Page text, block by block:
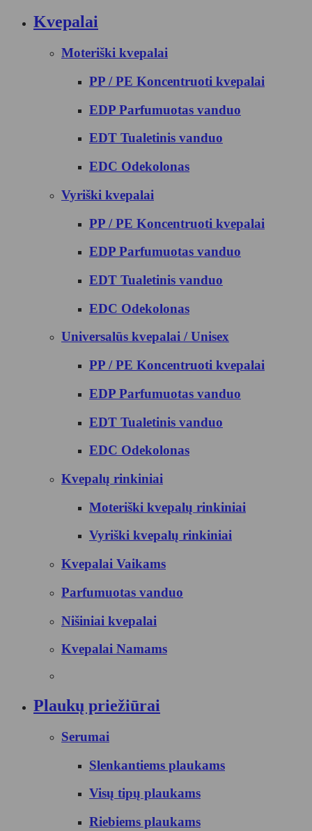
Kvepalai
Moteriški kvepalai
PP / PE Koncentruoti kvepalai
EDP Parfumuotas vanduo
EDT Tualetinis vanduo
EDC Odekolonas
Vyriški kvepalai
PP / PE Koncentruoti kvepalai
EDP Parfumuotas vanduo
EDT Tualetinis vanduo
EDC Odekolonas
Universalūs kvepalai / Unisex
PP / PE Koncentruoti kvepalai
EDP Parfumuotas vanduo
EDT Tualetinis vanduo
EDC Odekolonas
Kvepalų rinkiniai
Moteriški kvepalų rinkiniai
Vyriški kvepalų rinkiniai
Kvepalai Vaikams
Parfumuotas vanduo
Nišiniai kvepalai
Kvepalai Namams
Plaukų priežiūrai
Serumai
Slenkantiems plaukams
Visų tipų plaukams
Riebiems plaukams